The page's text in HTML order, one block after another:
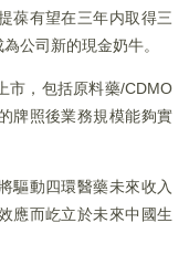
葆有望在三年内取得三
公司新的現金奶牛。
市，包括原料藥/CDMO
牌照後業務規模能夠實
驅動四環醫藥未來收入
應而屹立於未來中國生